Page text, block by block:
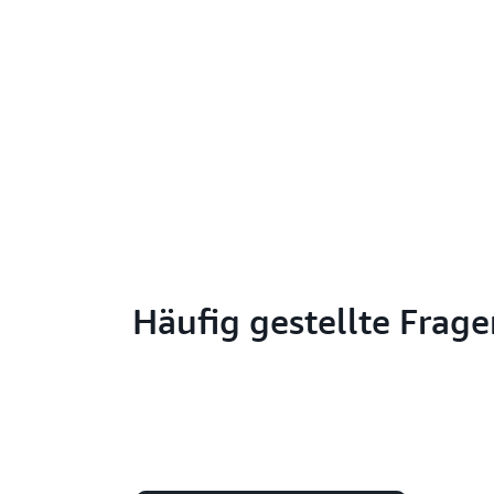
Häufig gestellte